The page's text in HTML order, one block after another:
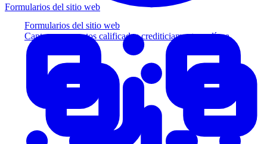
Formularios del sitio web
Capture prospectos calificados crediticiamente en línea
Formularios del sitio web